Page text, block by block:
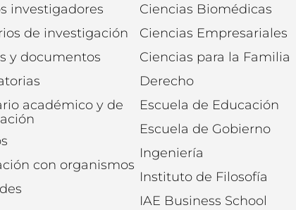
investigadores
de investigación
y documentos
académico y de
con organismos
Ciencias Biomédicas
Ciencias Empresariales
Ciencias para la Familia
Derecho
Escuela de Educación
Escuela de Gobierno
Ingeniería
Instituto de Filosofía
IAE Business School